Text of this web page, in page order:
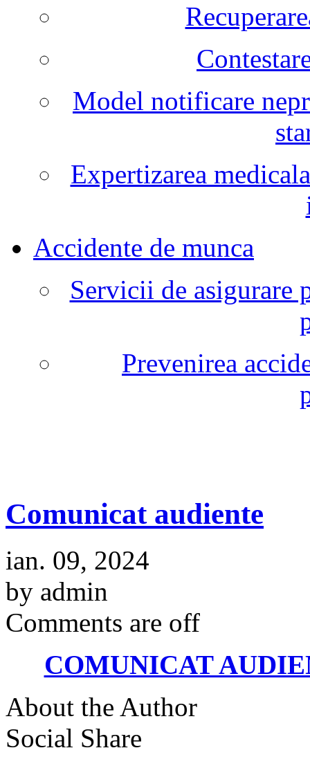
Model notificare
Expertizarea
Accidente de munca
Servicii de asigurare
Prevenirea
Comunicat audiente
ian. 09, 2024
by admin
Comments are off
COMUNICAT
About the Author
Social Share